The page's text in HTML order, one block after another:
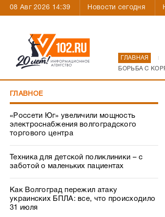
08 Авг 2026 14:39 Новости сегодня
ГЛАВНАЯ
БОРЬБА С
ГЛАВНОЕ
«Россети Юг» увеличили мощность
электроснабжения волгоградского
торгового центра
Техника для детской поликлиники – с
заботой о маленьких пациентах
Как Волгоград пережил атаку
украинских БПЛА: все, что происходило
31 июля